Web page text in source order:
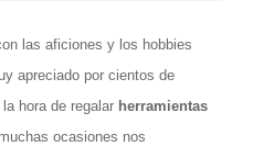
las aficiones y los hobbies
apreciado por cientos de
hora de regalar herramientas
ocasiones nos